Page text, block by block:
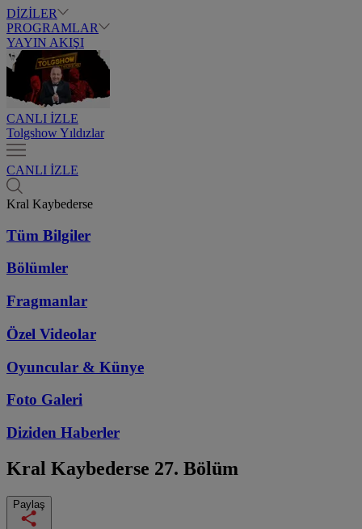
DİZİLER
PROGRAMLAR
YAYIN AKIŞI
CANLI İZLE
Tolgshow Yıldızlar
CANLI İZLE
Kral Kaybederse
Tüm Bilgiler
Bölümler
Fragmanlar
Özel Videolar
Oyuncular & Künye
Foto Galeri
Diziden Haberler
Kral Kaybederse 27. Bölüm
Paylaş